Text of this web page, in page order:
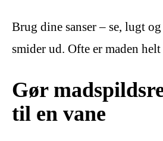
Brug dine sanser – se, lugt
smider ud. Ofte er maden
Gør
til en vane